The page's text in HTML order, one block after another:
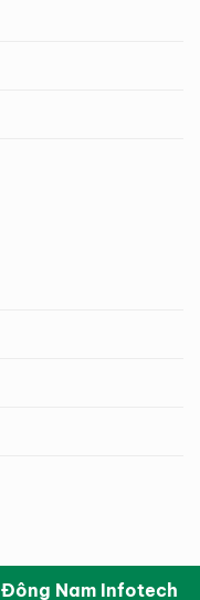
Đông Nam Infotech